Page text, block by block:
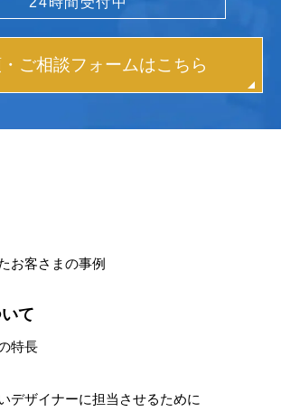
ご相談フォームはこちら
お客さまの事例
て
特長
デザイナーに担当させるために